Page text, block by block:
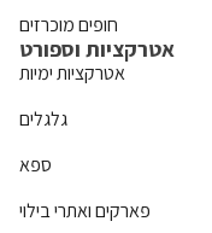
חופים מוכרזים
אטרקציות וספורט
אטרקציות ימיות
גלגלים
ספא
פארקים ואתרי בילוי